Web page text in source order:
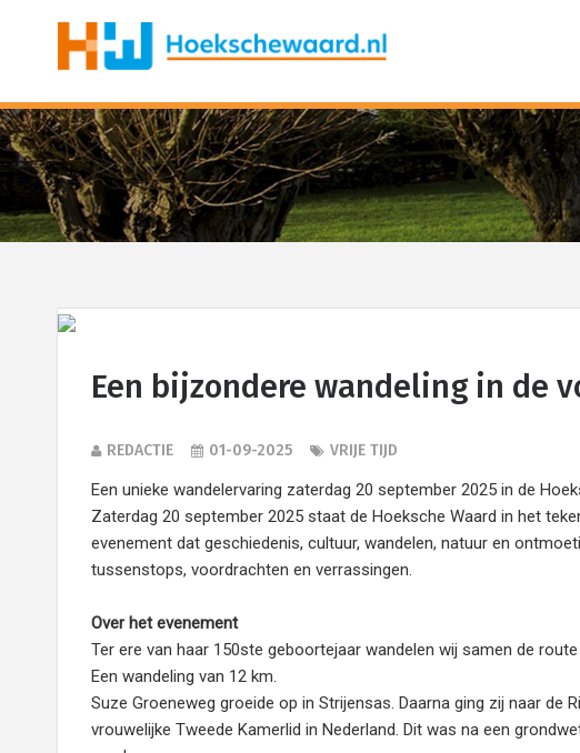
Een bijzondere wandeling in de
REDACTIE 01-09-2025 VRIJE TIJD
Een unieke wandelervaring zaterdag 20 september 2025 in de
Zaterdag 20 september 2025 staat de Hoeksche Waard in het
evenement dat geschiedenis, cultuur, wandelen, natuur en
tussenstops, voordrachten en verrassingen.
Over het evenement
Ter ere van haar 150ste geboortejaar wandelen wij samen de
Een wandeling van 12 km.
Suze Groeneweg groeide op in Strijensas. Daarna ging zij naar
vrouwelijke Tweede Kamerlid in Nederland. Dit was na een